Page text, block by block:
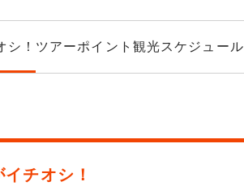
シ！ ツアーポイント 観光スケジュール
イチオシ！